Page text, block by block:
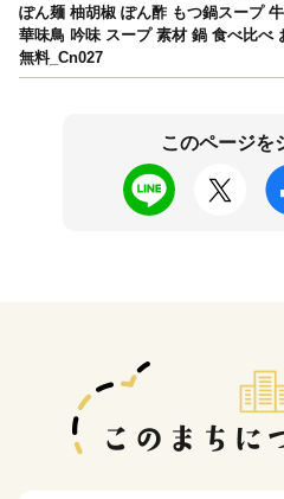
ぽん麺 柚胡椒 ぽん酢 もつ鍋スープ
華味鳥 吟味 スープ 素材 鍋 食べ比べ
無料_Cn027
このページを